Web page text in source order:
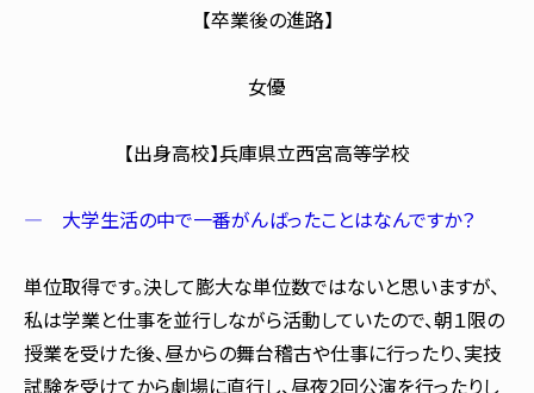
【卒業後の進路】
女優
【出身高校】兵庫県立西宮高等学校
― 大学生活の中で一番がんばったことはなんですか？
単位取得です。決して膨大な単位数ではないと思いますが、
私は学業と仕事を並行しながら活動していたので、朝１限の
授業を受けた後、昼からの舞台稽古や仕事に行ったり、実技
試験を受けてから劇場に直行し、昼夜2回公演を行ったりし